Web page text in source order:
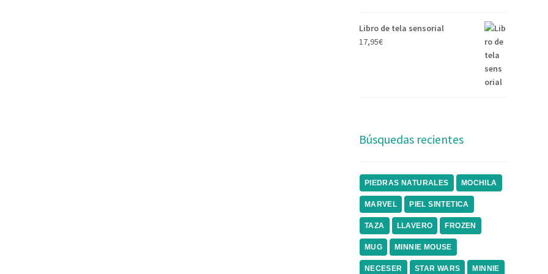
Libro de tela sensorial
17,95€
Búsquedas recientes
PIEDRAS NATURALES MOCHILA
MARVEL PIEL SINTETICA
TAZA LLAVERO FROZEN
MUG MINNIE MOUSE
NECESER STAR WARS MINNIE